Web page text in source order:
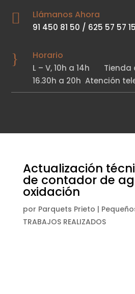
 Llámanos Ahora
91 450 81 50 / 625 57 57 15
} Horario
L – V,10h a 14h Tienda
16.30h a 20hAtención
Actualización
de contador de
oxidación
por Parquets Prieto |
TRABAJOS REALIZADOS